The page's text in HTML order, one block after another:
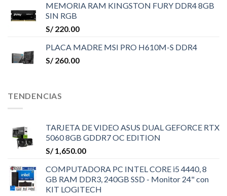
MEMORIA RAM KINGSTON FURY DDR4 8GB
SIN RGB
S/220.00
PLACA MADRE MSI PRO H610M-S DDR4
S/260.00
TENDENCIAS
TARJETA DE VIDEO ASUS DUAL GEFORCE RTX
5060 8GB GDDR7 OC EDITION
S/1,650.00
COMPUTADORA PC INTEL CORE i5 4440, 8
GB RAM DDR3, 240GB SSD - Monitor 24" con
KIT LOGITECH